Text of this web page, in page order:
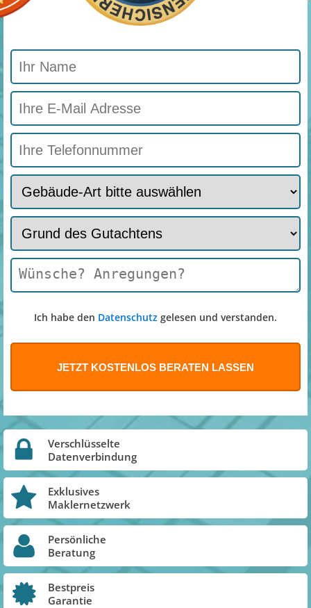
Ich habe den Datenschutz gelesen und verstanden.
Verschlüsselte
Datenverbindung
Exklusives
Maklernetzwerk
Persönliche
Beratung
Bestpreis
Garantie